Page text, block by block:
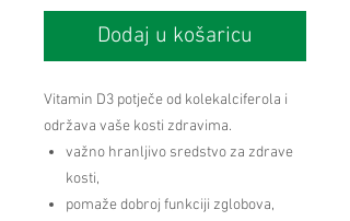
Dodaj u košaricu
Vitamin D3 potječe od kolekalciferola i
održava vaše kosti zdravima.
važno hranljivo sredstvo za zdrave
kosti,
pomaže dobroj funkciji zglobova,